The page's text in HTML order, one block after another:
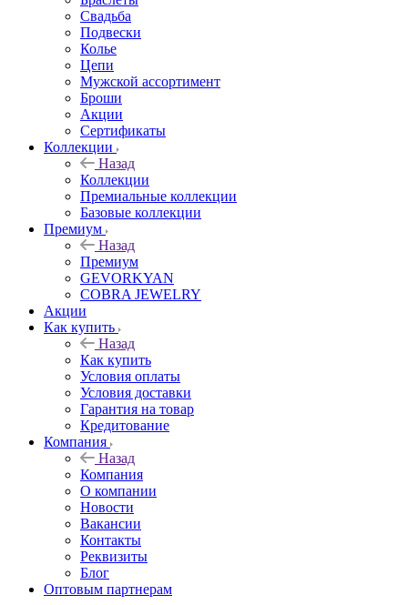
Свадьба
Подвески
Колье
Цепи
Мужской ассортимент
Броши
Акции
Сертификаты
Коллекции
Назад
Коллекции
Премиальные коллекции
Базовые коллекции
Премиум
Назад
Премиум
GEVORKYAN
COBRA JEWELRY
Акции
Как купить
Назад
Как купить
Условия оплаты
Условия доставки
Гарантия на товар
Кредитование
Компания
Назад
Компания
О компании
Новости
Вакансии
Контакты
Реквизиты
Блог
Оптовым партнерам